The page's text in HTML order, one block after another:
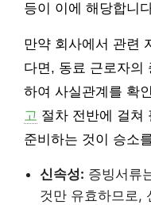
등이 이에 해당합니
만약 회사에서 관련
다면, 동료 근로자의
하여 사실관계를 확
고 절차 전반에 걸쳐
준비하는 것이 승소
신속성: 증빙서류
것만 유효하므로,